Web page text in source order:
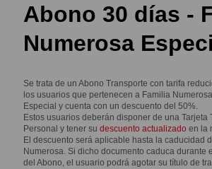
Abono 30 días -
Numerosa
Se trata de un Abono Transporte con tarifa
los usuarios que pertenecen a Familia
Especial y cuenta con un descuento del 50%.
Estos usuarios deberán disponer de una Tarjeta
Personal y tener sudescuento actualizado en la
El descuento será aplicable hasta la caducidad
Numerosa. Si dicho documento caduca durante
del Abono, el usuario podrá agotar su título de